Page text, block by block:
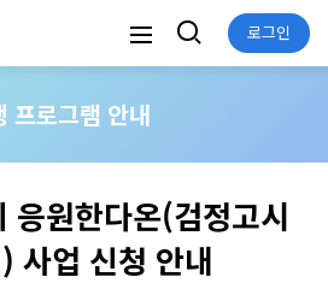
로그인
프로그램 안내
원한다온(검정고시
사업 신청 안내